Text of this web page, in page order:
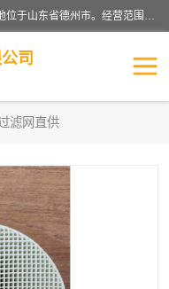
宁津县博涵机械有限公司成立于2016年，注册地位于山东省德州市。经营范围包括：机械设备研发、生产及销售，铸造用造型材料生产、销售，玻璃纤维及制品制造、销售，汽车零配件零售，机械零件、零部件加工，机械零件、零部件销售等；主要产品有：纤维过滤网,陶瓷过滤器,泡沫陶瓷过滤器,耐高温纤维过滤器,铸铁过滤器,铸铜过滤网,铸铝过滤网,铝轮毂过滤网,高效过滤网,高效陶瓷过滤网,高效纤维过滤网。
司
滤网直供
渣棉
脏网